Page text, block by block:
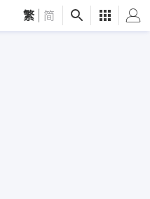
繁 简